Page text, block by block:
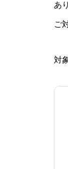
あ
ご
対